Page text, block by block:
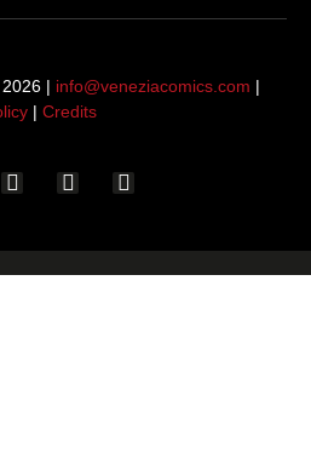
| info@veneziacomics.com |
| Credits